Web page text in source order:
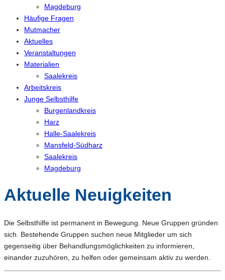
Magdeburg
Häufige Fragen
Mutmacher
Aktuelles
Veranstaltungen
Materialien
Saalekreis
Arbeitskreis
Junge Selbsthilfe
Burgenlandkreis
Harz
Halle-Saalekreis
Mansfeld-Südharz
Saalekreis
Magdeburg
Aktuelle Neuigkeiten
Die Selbsthilfe ist permanent in Bewegung. Neue Gruppen gründen
sich. Bestehende Gruppen suchen neue Mitglieder um sich
gegenseitig über Behandlungsmöglichkeiten zu informieren,
einander zuzuhören, zu helfen oder gemeinsam aktiv zu werden.